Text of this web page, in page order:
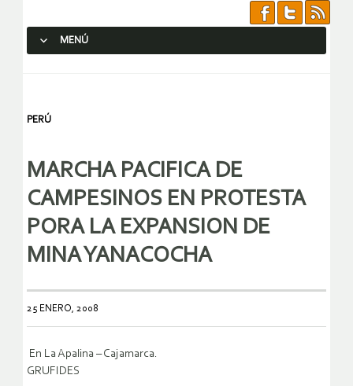
MENÚ
PERÚ
MARCHA PACIFICA DE
CAMPESINOS EN PROTESTA
PORA LA EXPANSION DE
MINA YANACOCHA
25 ENERO, 2008
En La Apalina – Cajamarca.
GRUFIDES